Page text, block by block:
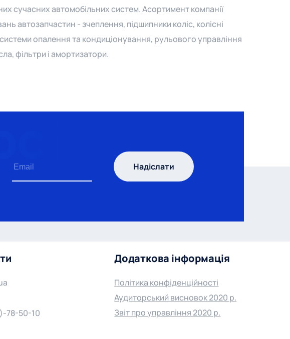
сучасних автомобільних систем. Асортимент компанії
автозапчастин - зчеплення, підшипники коліс, колісні
опалення та кондиціонування, рульового управління
фільтри і амортизатори.
Надіслати
78-50-10
Додаткова інформація
Політика конфіденційності
Аудиторський висновок 2020 р.
Звіт про управління 2020 р.